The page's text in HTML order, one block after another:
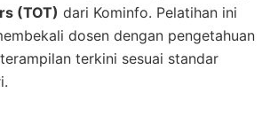
(TOT) dari Kominfo. Pelatihan ini
dosen dengan pengetahuan
terkini sesuai standar